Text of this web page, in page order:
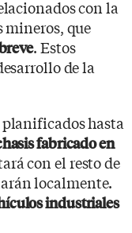
con la
mineros, que
. Estos
de la
hasta
fabricado en
con el resto de
localmente.
industriales